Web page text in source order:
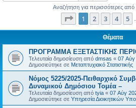
Αναζήτηση για περισσότερες
Σελίδα από20
1 2 3 4 5
Θέματα
ΠΡΟΓΡΑΜΜΑ ΕΞΕΤΑΣΤΙΚΗΣ
Τελευταία δημοσίευση από dmsas « 07 Αύγ
Δημοσιεύτηκε σε Μεταπτυχιακό Στατιστικής
Νόμος 5225/2025-Πειθαρχικό
Δυναμικού Δημόσιου Τομέα –
Τελευταία δημοσίευση από tyia « 07 Αύγ
Δημοσιεύτηκε σε Υπηρεσία Διοικητικών